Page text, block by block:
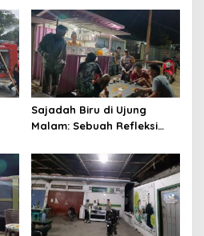
Sajadah Biru di Ujung
Malam: Sebuah Refleksi
Silaturahmi